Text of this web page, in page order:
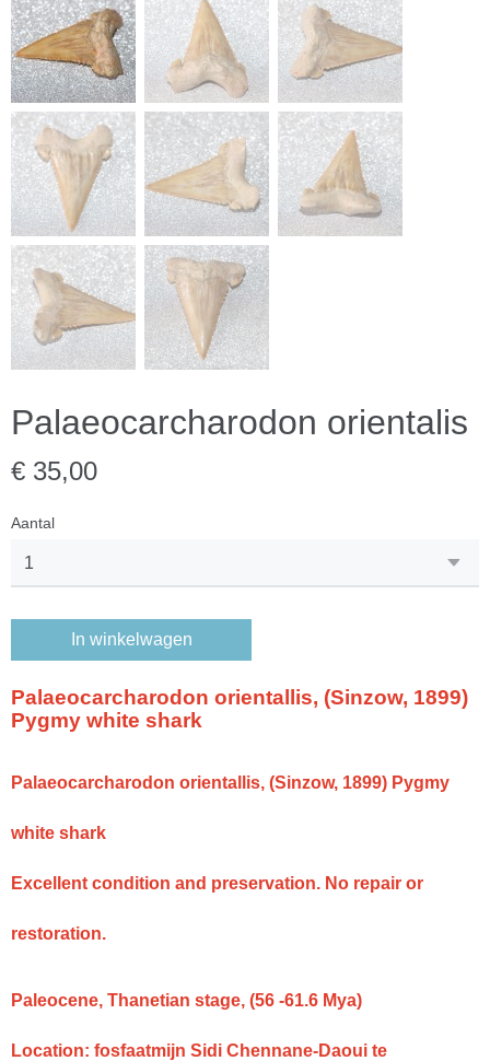
Palaeocarcharodon orientalis
€ 35,00
Aantal
In winkelwagen
Palaeocarcharodon orientallis, (Sinzow, 1899)
Pygmy white shark
Palaeocarcharodon orientallis, (Sinzow, 1899) Pygmy
white shark
Excellent condition and preservation. No repair or
restoration.
Paleocene, Thanetian stage, (56 -61.6 Mya)
Location: fosfaatmijn Sidi Chennane-Daoui te